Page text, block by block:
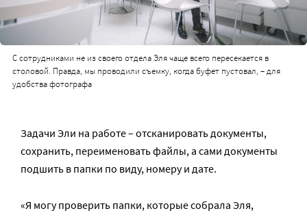
С сотрудниками не из своего отдела Эля чаще всего пересекается в
столовой. Правда, мы проводили съемку, когда буфет пустовал, – для
удобства фотографа
Задачи Эли на работе – отсканировать документы,
сохранить, переименовать файлы, а сами документы
подшить в папки по виду, номеру и дате.
«Я могу проверить папки, которые собрала Эля,